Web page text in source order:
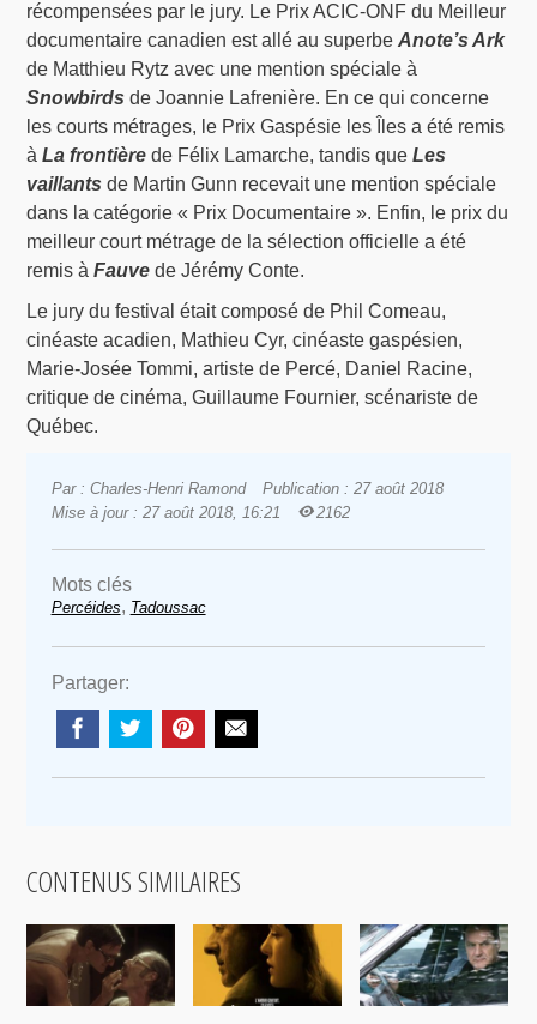
récompensées par le jury. Le Prix ACIC-ONF du Meilleur
documentaire canadien est allé au superbeAnote’s Ark
de Matthieu Rytz avec une mention spéciale à
Snowbirds de Joannie Lafrenière. En ce qui concerne
les courts métrages, le Prix Gaspésie les Îles a été remis
àLa frontière de Félix Lamarche, tandis queLes
vaillants de Martin Gunn recevait une mention spéciale
dans la catégorie « Prix Documentaire ». Enfin, le prix du
meilleur court métrage de la sélection officielle a été
remis àFauve de Jérémy Conte.
Le jury du festival était composé de Phil Comeau,
cinéaste acadien, Mathieu Cyr, cinéaste gaspésien,
Marie-Josée Tommi, artiste de Percé, Daniel Racine,
critique de cinéma, Guillaume Fournier, scénariste de
Québec.
Par : Charles-Henri Ramond
Publication : 27 août 2018
Mise à jour : 27 août 2018, 16:21
2162
Mots clés
Percéides, Tadoussac
Partager:
CONTENUS SIMILAIRES